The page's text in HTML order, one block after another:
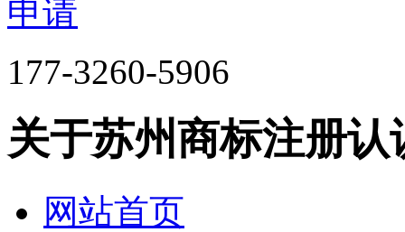
177-3260-5906
关于苏州商标注册
网站首页